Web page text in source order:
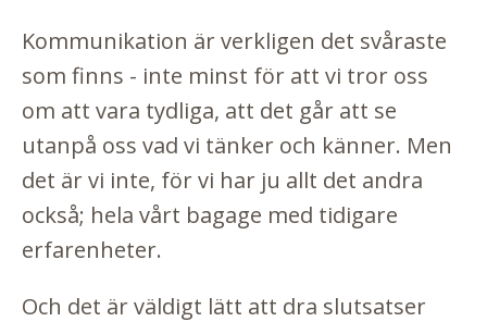
Kommunikation är verkligen det svåraste
som finns - inte minst för att vi tror oss
om att vara tydliga, att det går att se
utanpå oss vad vi tänker och känner. Men
det är vi inte, för vi har ju allt det andra
också; hela vårt bagage med tidigare
erfarenheter.
Och det är väldigt lätt att dra slutsatser